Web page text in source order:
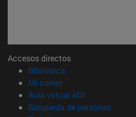
Accesos directos
Biblioteca
Mi correo(abre en nueva
Aula virtual ADI
Búsqueda de personas(abre